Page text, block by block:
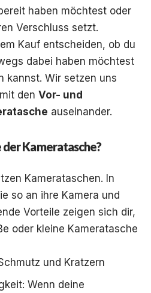
haben möchtest oder
Verschluss setzt.
Kauf entscheiden, ob du
dabei haben möchtest
kannst. Wir setzen uns
den Vor- und
auseinander.
Kameratasche?
Kamerataschen. In
so an ihre Kamera und
Vorteile zeigen sich dir,
oder kleine Kameratasche
und Kratzern
Wenn deine